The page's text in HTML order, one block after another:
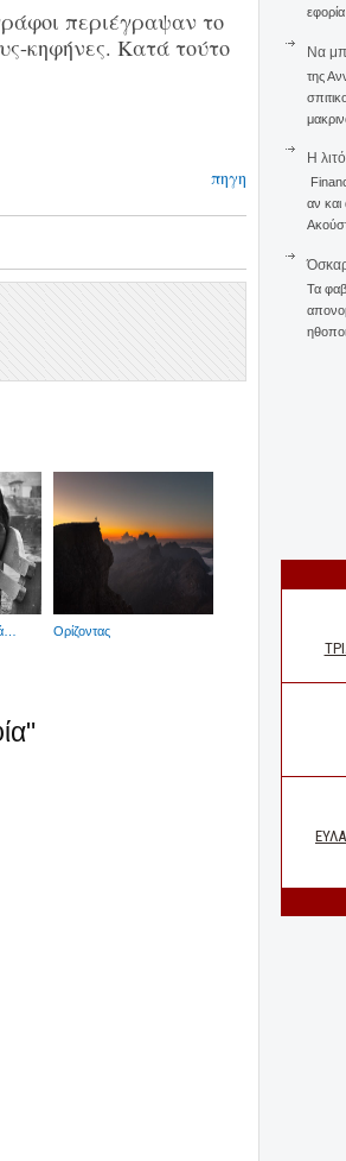
περιέγραψαν το
κηφήνες. Κατά τούτο
πηγη
Ορίζοντας
Να
της
Η
αν και
Τα